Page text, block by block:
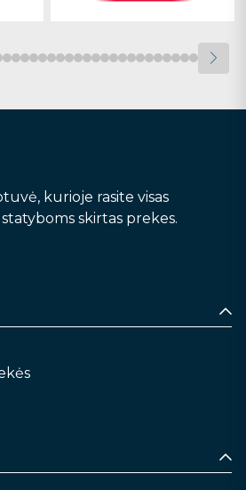
kurioje rasite visas
skirtas prekes.